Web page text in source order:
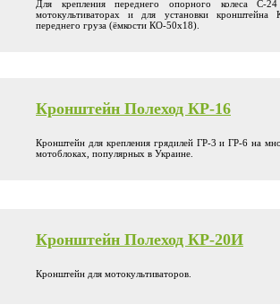
Для крепления переднего опорного колеса С-
мотокультиваторах и для установки кронштейна
переднего груза (ёмкости КО-50х18).
Кронштейн Полеход КР-16
Кронштейн для крепления грядилей ГР-3 и ГР-6 на
мотоблоках, популярных в Украине.
Кронштейн Полеход КР-20И
Кронштейн для мотокультиваторов.